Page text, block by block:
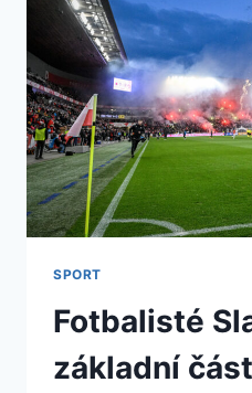
JE
JINÝ
ZÁPAS
SPORT
Fotbalisté
základní